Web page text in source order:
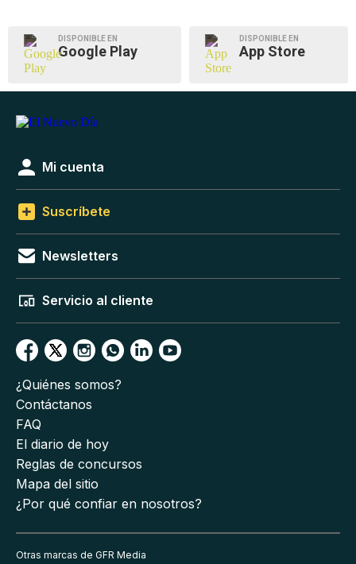
DISPONIBLE EN
Google Play
DISPONIBLE EN
App Store
Mi cuenta
Suscríbete
Newsletters
Servicio al cliente
¿Quiénes somos?
Contáctanos
FAQ
El diario de hoy
Reglas de concursos
Mapa del sitio
¿Por qué confiar en nosotros?
Otras marcas de GFR Media